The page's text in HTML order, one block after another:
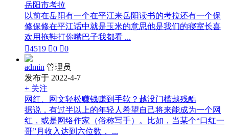
岳阳市考拉
以前在岳阳有一个在平江来岳阳读书的考拉还有一个保
修保修在平江话中就是玉米的意思他是我们的寝室长喜
欢用拖鞋打你嘴巴子我都看 ...
4519 0 0
admin 管理员
发布于 2022-4-7
+ 关注
网红、网文轻松赚钱赚到手软？越没门槛越残酷
据说，有过半以上的年轻人希望自己将来能成为一个网
红，或是网络作家（俗称写手）。比如，当某个“口红一
哥”月收入达到六位数， ...